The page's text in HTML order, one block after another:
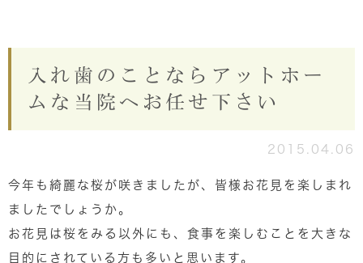
入れ歯のことならアットホー
ムな当院へお任せ下さい
2015.04.06
今年も綺麗な桜が咲きましたが、皆様お花見を楽しまれ
ましたでしょうか。
お花見は桜をみる以外にも、食事を楽しむことを大きな
目的にされている方も多いと思います。